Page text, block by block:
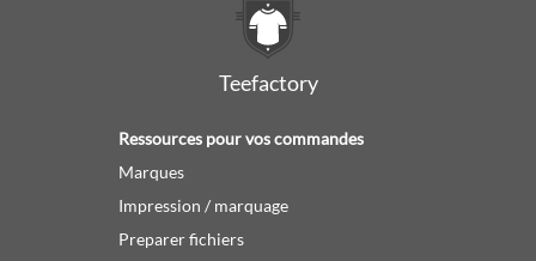
Teefactory
Ressources pour vos commandes
Marques
Impression / marquage
Preparer fichiers